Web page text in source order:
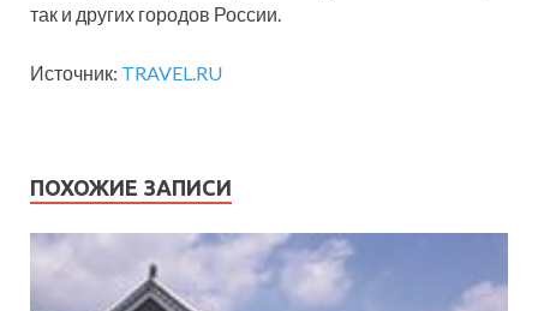
так и других городов России.
Источник: TRAVEL.RU
ПОХОЖИЕ ЗАПИСИ